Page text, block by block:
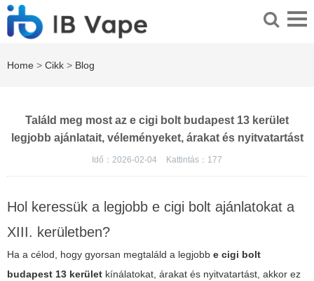
Home > Cikk > Blog
Találd meg most az e cigi bolt budapest 13 kerület
legjobb ajánlatait, véleményeket, árakat és nyitvatartást
Idő：2026-02-04 Kattintás： 177
Hol keressük a legjobb e cigi bolt ajánlatokat a
XIII. kerületben?
Ha a célod, hogy gyorsan megtaláld a legjobb e cigi bolt
budapest 13 kerület kínálatokat, árakat és nyitvatartást, akkor ez